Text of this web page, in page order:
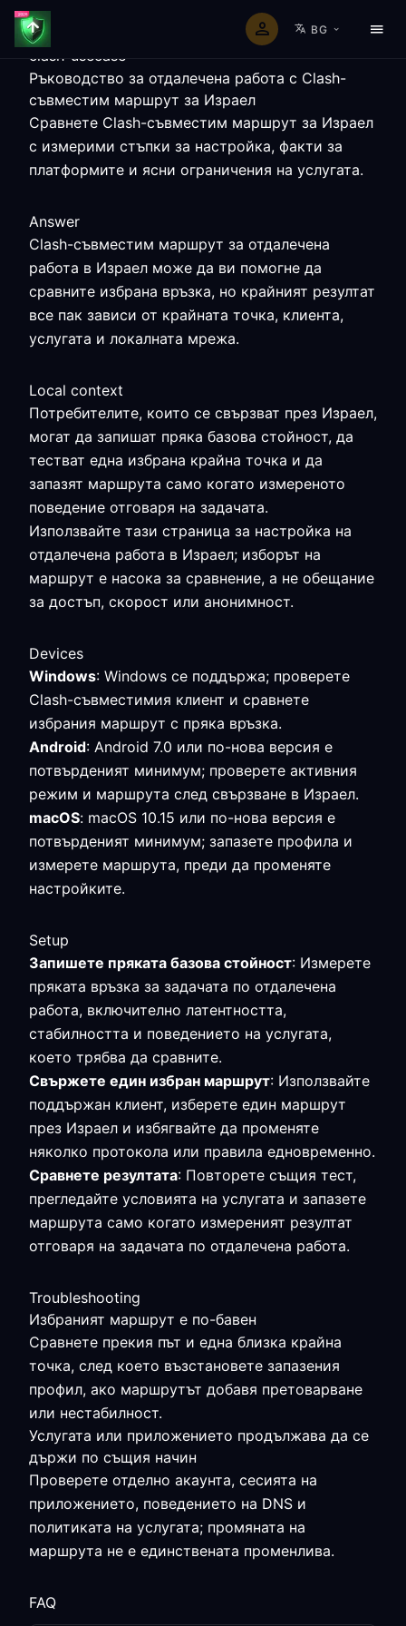
BG
clash-usecase
Ръководство за отдалечена работа с Clash-
съвместим маршрут за Израел
Сравнете Clash-съвместим маршрут за Израел
с измерими стъпки за настройка, факти за
платформите и ясни ограничения на услугата.
Answer
Clash-съвместим маршрут за отдалечена
работа в Израел може да ви помогне да
сравните избрана връзка, но крайният резултат
все пак зависи от крайната точка, клиента,
услугата и локалната мрежа.
Local context
Потребителите, които се свързват през Израел,
могат да запишат пряка базова стойност, да
тестват една избрана крайна точка и да
запазят маршрута само когато измереното
поведение отговаря на задачата.
Използвайте тази страница за настройка на
отдалечена работа в Израел; изборът на
маршрут е насока за сравнение, а не обещание
за достъп, скорост или анонимност.
Devices
Windows: Windows се поддържа; проверете
Clash-съвместимия клиент и сравнете
избрания маршрут с пряка връзка.
Android: Android 7.0 или по-нова версия е
потвърденият минимум; проверете активния
режим и маршрута след свързване в Израел.
macOS: macOS 10.15 или по-нова версия е
потвърденият минимум; запазете профила и
измерете маршрута, преди да променяте
настройките.
Setup
Запишете пряката базова стойност: Измерете
пряката връзка за задачата по отдалечена
работа, включително латентността,
стабилността и поведението на услугата,
което трябва да сравните.
Свържете един избран маршрут: Използвайте
поддържан клиент, изберете един маршрут
през Израел и избягвайте да променяте
няколко протокола или правила едновременно.
Сравнете резултата: Повторете същия тест,
прегледайте условията на услугата и запазете
маршрута само когато измереният резултат
отговаря на задачата по отдалечена работа.
Troubleshooting
Избраният маршрут е по-бавен
Сравнете прекия път и една близка крайна
точка, след което възстановете запазения
профил, ако маршрутът добавя претоварване
или нестабилност.
Услугата или приложението продължава да се
държи по същия начин
Проверете отделно акаунта, сесията на
приложението, поведението на DNS и
политиката на услугата; промяната на
маршрута не е единствената променлива.
FAQ